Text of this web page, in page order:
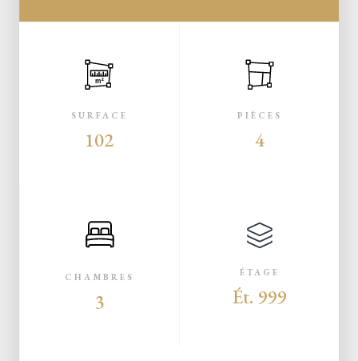
m²
SURFACE
102
PIÈCES
4
CHAMBRES
3
ÉTAGE
Ét. 999